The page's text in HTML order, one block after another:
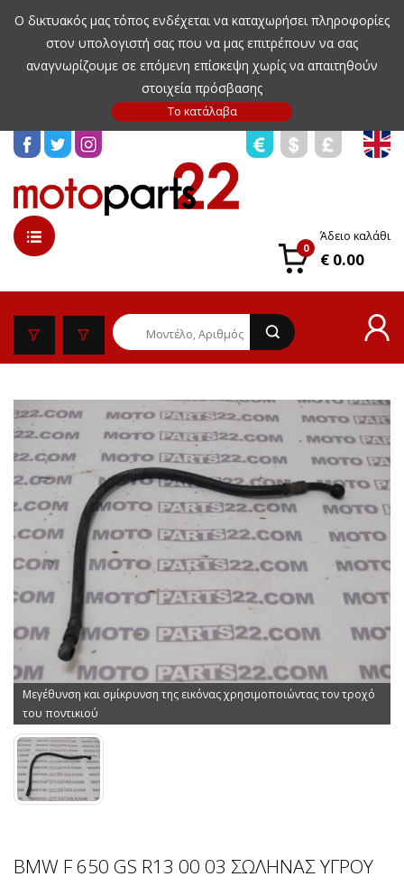
Ο δικτυακός μας τόπος ενδέχεται να καταχωρήσει πληροφορίες
στον υπολογιστή σας που να μας επιτρέπουν να σας
αναγνωρίζουμε σε επόμενη επίσκεψη χωρίς να απαιτηθούν
στοιχεία πρόσβασης
0
Άδειο καλάθι
€ 0.00
Μεγέθυνση και σμίκρυνση της εικόνας χρησιμοποιώντας τον τροχό
του ποντικιού
BMW F 650 GS R13 00 03 ΣΩΛΗΝΑΣ ΥΓΡΟΥ